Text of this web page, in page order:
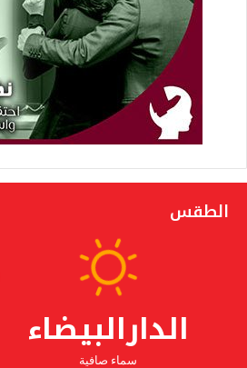
الطقس
الدارالبيضاء
سماء صافية